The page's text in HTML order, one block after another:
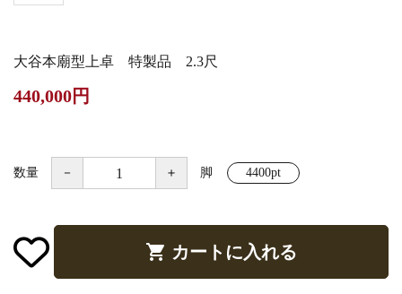
コート・雨具
欄間・障子・襖・翠
簾
大谷本廟型上卓 特製品 2.3尺
440,000円
数量 － ＋ 脚 4400pt
shopping_cart カートに入れる